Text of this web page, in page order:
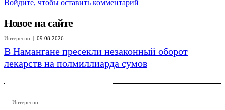
Войдите, чтобы оставить комментарий
Новое на сайте
Интересно 09.08.2026
В Намангане пресекли незаконный оборот
лекарств на полмиллиарда сумов
Интересно